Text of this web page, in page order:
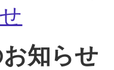
知らせ